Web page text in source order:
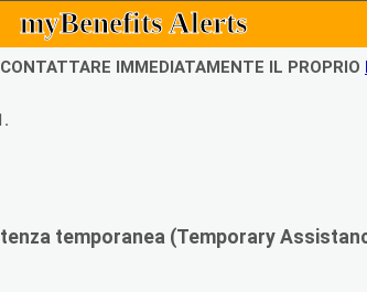
myBenefits Alerts
IMMEDIATAMENTE IL PROPRIO
temporanea (Temporary